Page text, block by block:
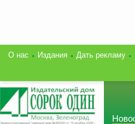
О нас Издания Дать рекламу